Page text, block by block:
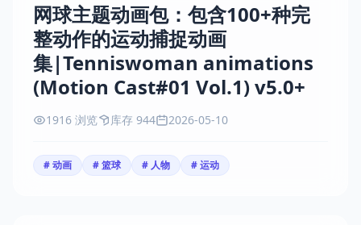
网球主题动画包：包含100+种完
整动作的运动捕捉动画
集|Tenniswoman animations
(Motion Cast#01 Vol.1) v5.0+
1916 浏览 库存 944 2026-05-10
# 动画 # 篮球 # 人物 # 运动